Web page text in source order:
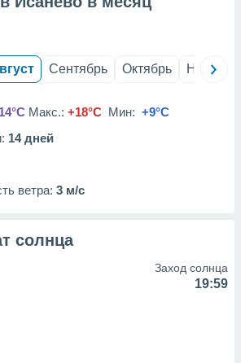
Сентябрь Октябрь Ноябрь
Макс.: +18°C Мин: +9°C
14дней
ветра: 3 м/с
солнца
Заход солнца
19:59